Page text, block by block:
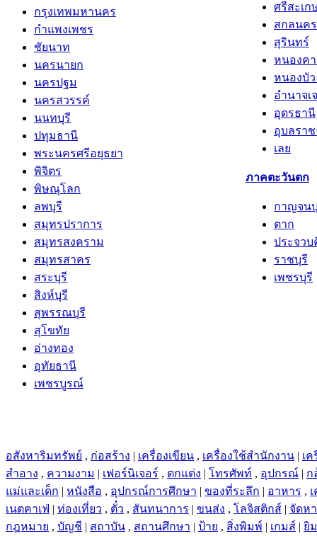
กรุงเทพมหานคร
กำแพงเพชร
ชัยนาท
นครนายก
นครปฐม
นครสวรรค์
นนทบุรี
ปทุมธานี
พระนครศรีอยุธยา
พิจิตร
พิษณุโลก
ลพบุรี
สมุทรปราการ
สมุทรสงคราม
สมุทรสาคร
สระบุรี
สิงห์บุรี
สุพรรณบุรี
สุโขทัย
อ่างทอง
อุทัยธานี
เพชรบูรณ์
ศรีสะเก
สกลนคร
สุรินทร์
หนองค
หนองบั
อำนาจเ
อุดรธานี
อุบลรา
เลย
ภาคตะวันตก
กาญจน
ตาก
ประจว
ราชบุรี
เพชรบุรี
อสังหาริมทรัพย์ , ก่อสร้าง | เครื่องเขียน , เครื่องใช้สำนักงาน | เ
สำอาง , ความงาม | เฟอร์นิเจอร์ , ตกแต่ง | โทรศัพท์ , อุปกรณ์ | ก
แม่และเด็ก | หนังสือ , อุปกรณ์การศึกษา | ของที่ระลึก | อาหาร ,
เนตคาเฟ่ | ท่องเที่ยว , ตั๋ว , สันทนาการ | ขนส่ง , โลจิสติกส์ | จัดห
กฎหมาย , บัญชี | สถาบัน , สถานศึกษา | ป้าย , สิ่งพิมพ์ | เกมส์ | ยิม